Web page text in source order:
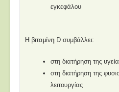
εγκεφάλου
Η βιταμίνη D συμβάλλει:
στη διατήρηση της
στη διατήρηση της
λειτουργίας